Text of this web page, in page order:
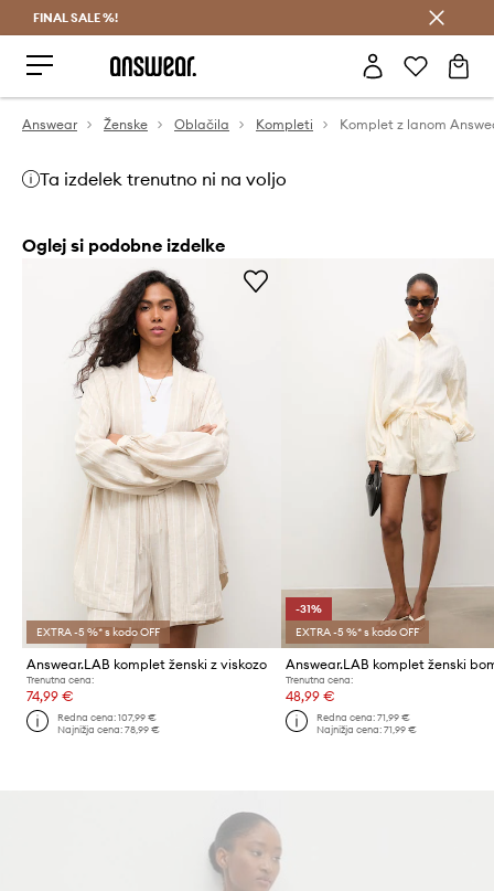
FINAL SALE %!
Answear Ženske Oblačila Kompleti Komplet z lanom
Ta izdelek trenutno ni na voljo
Oglej si podobne izdelke
EXTRA -5 %* s kodo OFF
Answear.LAB komplet ženski z viskozo
Trenutna cena:
74,99 €
Redna cena:107,99 €
Najnižja cena:78,99 €
-31%
EXTRA -5 %* s kodo OFF
Trenutna cena:
48,99 €
Redna cena: 71,99 €
Najnižja cena: 71,99 €